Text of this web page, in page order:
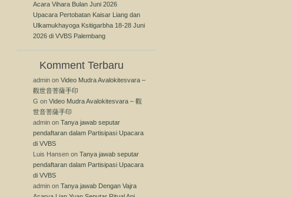
Acara Vihara Bulan Juni 2026
Upacara Pertobatan Kaisar Liang dan
Ulkamukhayoga Ksitigarbha 18-28 Juni
2026 di VVBS Palembang
Komment Terbaru
admin on Video Mudra Avalokitesvara –
觀世音菩薩手印
G on Video Mudra Avalokitesvara – 觀
世音菩薩手印
admin on Tanya jawab seputar
pendaftaran dalam Partisipasi Upacara
di VVBS
Luis Hansen on Tanya jawab seputar
pendaftaran dalam Partisipasi Upacara
di VVBS
admin on Tanya jawab Dengan Vajra